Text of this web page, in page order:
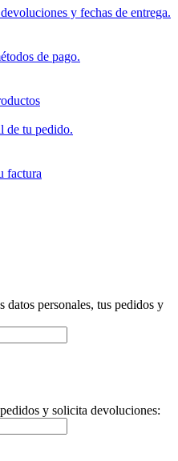
y fechas de entrega.
de pago.
de tu pedido.
factura
datos personales, tus pedidos y
y solicita devoluciones: